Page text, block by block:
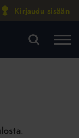
Kirjaudu sisään
.